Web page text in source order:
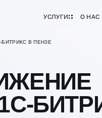
УСЛУГИ О НАС
В ПЕНЗЕ